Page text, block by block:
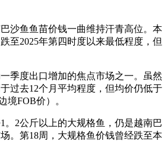
鱼鱼苗价钱一曲维持汗青高位。本
至2025年第四时度以来最低程度，但
度出口增加的焦点市场之一。虽然
过去12个月平均程度，但均价仍低于
境FOB价）。
2公斤以上的大规格鱼，仍是越南巴
。第18周，大规格鱼价钱曾经跌至本